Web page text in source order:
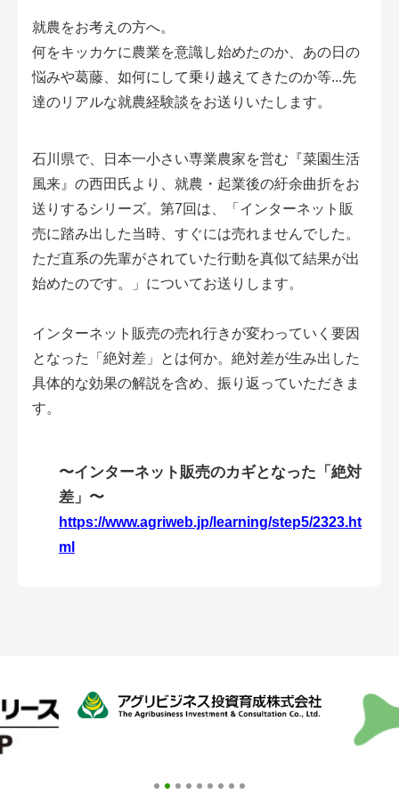
会員登録無料 アグリウェブの使い方
AgriweBダイレクトメッセージ
イベント・プロジェクト掲示板
経営アシストチャット
コラム・事例集
農業一問一答
基礎知識
就農をお考えの方へ。
何をキッカケに農業を意識し始めたのか、あの日の
悩みや葛藤、如何にして乗り越えてきたのか等...先
達のリアルな就農経験談をお送りいたします。
石川県で、日本一小さい専業農家を営む『菜園生活
風来』の西田氏より、就農・起業後の紆余曲折をお
送りするシリーズ。第7回は、「インターネット販
売に踏み出した当時、すぐには売れませんでした。
ただ直系の先輩がされていた行動を真似て結果が出
始めたのです。」についてお送りします。
インターネット販売の売れ行きが変わっていく要因
となった「絶対差」とは何か。絶対差が生み出した
具体的な効果の解説を含め、振り返っていただきま
す。
〜インターネット販売のカギとなった「絶対
差」〜
https://www.agriweb.jp/learning/step5/2323.ht
ml